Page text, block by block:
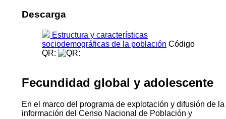
Descarga
Estructura y características
sociodemográficas de la población Código
QR:
Fecundidad global y adolescente
En el marco del programa de explotación y difusión de la
información del Censo Nacional de Población y